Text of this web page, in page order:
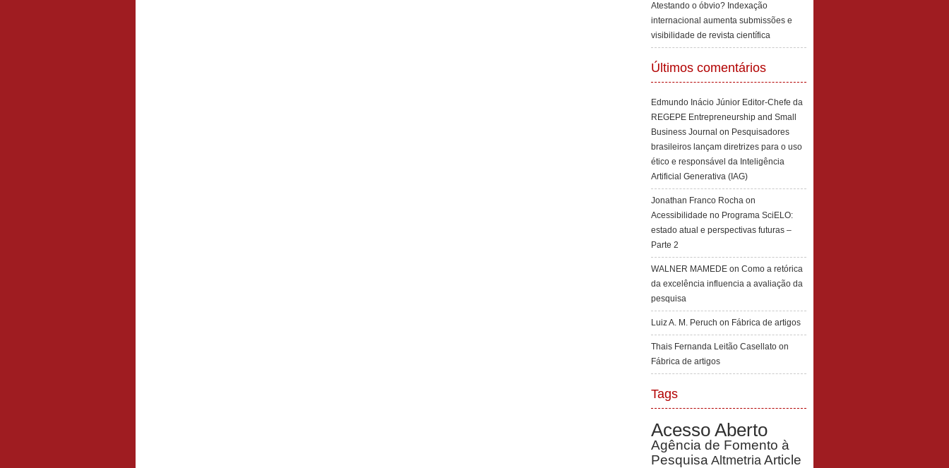
Atestando o óbvio? Indexação
internacional aumenta submissões e
visibilidade de revista científica
Últimos comentários
Edmundo Inácio Júnior Editor-Chefe da
REGEPE Entrepreneurship and Small
Business Journal on Pesquisadores
brasileiros lançam diretrizes para o uso
ético e responsável da Inteligência
Artificial Generativa (IAG)
Jonathan Franco Rocha on
Acessibilidade no Programa SciELO:
estado atual e perspectivas futuras –
Parte 2
WALNER MAMEDE on Como a retórica
da excelência influencia a avaliação da
pesquisa
Luiz A. M. Peruch on Fábrica de artigos
Thais Fernanda Leitão Casellato on
Fábrica de artigos
Tags
Acesso Aberto
Agência de Fomento à
Pesquisa Altmetria Article